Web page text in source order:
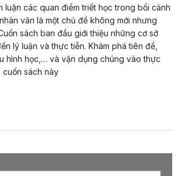
luận các quan điểm triết học trong bối cảnh
văn là một chủ đề không mới nhưng
sách ban đầu giới thiệu những cơ sở
lý luận và thực tiễn. Khám phá tiên đề,
hình học,… và vận dụng chúng vào thực
cuốn sách này